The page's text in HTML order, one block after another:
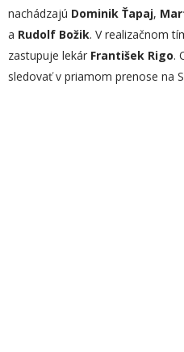
nachádzajú Dominik Ťapaj,
a Rudolf Božik. V realizačnom
zastupuje lekár František Rigo.
sledovať v priamom prenose na